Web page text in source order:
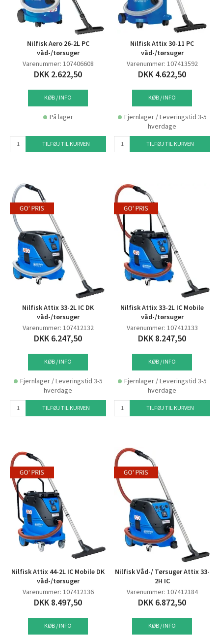
Nilfisk Aero 26-2L PC
våd-/tørsuger
Varenummer: 107406608
DKK 2.622,50
KØB / INFO
På lager
TILFØJ TIL KURVEN
Nilfisk Attix 30-11 PC
våd-/tørsuger
Varenummer: 107413592
DKK 4.622,50
KØB / INFO
Fjernlager / Leveringstid 3-5
hverdage
TILFØJ TIL KURVEN
Nilfisk Attix 33-2L IC DK
våd-/tørsuger
Varenummer: 107412132
DKK 6.247,50
KØB / INFO
Fjernlager / Leveringstid 3-5
hverdage
TILFØJ TIL KURVEN
Nilfisk Attix 33-2L IC Mobile
våd-/tørsuger
Varenummer: 107412133
DKK 8.247,50
KØB / INFO
Fjernlager / Leveringstid 3-5
hverdage
TILFØJ TIL KURVEN
Nilfisk Attix 44-2L IC Mobile DK
våd-/tørsuger
Varenummer: 107412136
DKK 8.497,50
KØB / INFO
Nilfisk Våd-/ Tørsuger Attix 33-
2H IC
Varenummer: 107412184
DKK 6.872,50
KØB / INFO